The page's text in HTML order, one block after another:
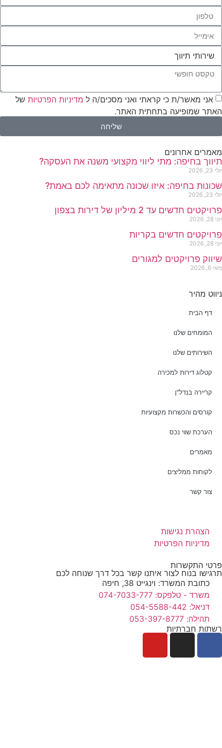
אני מאשר/ת כי קראתי ואני מסכים/ה ל מדיניות הפרטיות של
האתר שמופיעה בתחתית האתר.
שליחה
מאמרים אחרונים
תיווך בחיפה: מתי ליווי מקצועי משנה את העסקה?
יולי 23, 2026
שכונות בחיפה: איזו שכונה מתאימה לכם באמת?
יולי 23, 2026
פרויקטים חדשים עד 2 מיליון של דירות בצפון
יוני 28, 2026
פרויקטים חדשים בקריות
יוני 28, 2026
שיווק פרויקטים למגורים
מאי 6, 2026
ניווט מהיר
דף הבית
המומחים שלנו
השירותים שלנו
קטלוג דירות למכירה
קריירה בנדל"ן
קורסים והכשרות מקצועיות
הערכת שווי נכס
מאמרים
לקוחות ממליצים
צור קשר
הצהרת נגישות
מדיניות הפרטיות
פרטי התקשרות
תרגישו בנוח לצור איתנו קשר בכל דרך שנוחה לכם
כתובת המשרד: וינגייט 38, חיפה
משרד - טלפקס: 074-7033-777
דניאל: 054-5588-442
תהילה: 053-397-8777
רשתות חברתיות